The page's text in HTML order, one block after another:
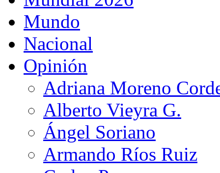
Mundo
Nacional
Opinión
Adriana Moreno
Alberto Vieyra G.
Ángel Soriano
Armando Ríos Ruiz